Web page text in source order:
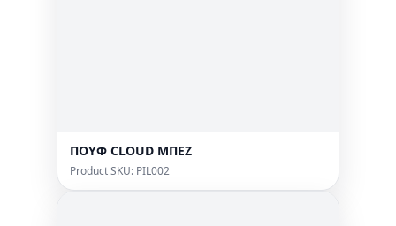
ΠΟΥΦ CLOUD ΜΠΕΖ
Product SKU: PIL002